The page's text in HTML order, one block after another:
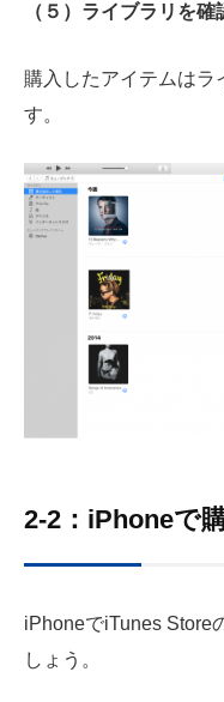
（５）ライブラリを確
購入したアイテムはラ
す。
2-2：iPhoneで
iPhoneでiTunes Store
しょう。